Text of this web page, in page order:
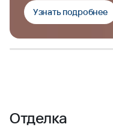
Узнать подробнее
Отделка